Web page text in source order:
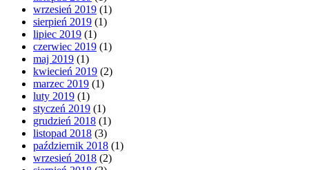
wrzesień 2019 (1)
sierpień 2019 (1)
lipiec 2019 (1)
czerwiec 2019 (1)
maj 2019 (1)
kwiecień 2019 (2)
marzec 2019 (1)
luty 2019 (1)
styczeń 2019 (1)
grudzień 2018 (1)
listopad 2018 (3)
październik 2018 (1)
wrzesień 2018 (2)